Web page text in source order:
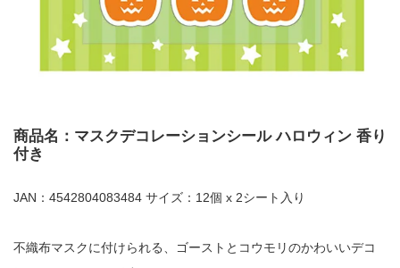
商品名：マスクデコレーションシール ハロウィン 香り
付き
JAN：4542804083484 サイズ：12個 x 2シート入り
不織布マスクに付けられる、ゴーストとコウモリのかわいいデコ